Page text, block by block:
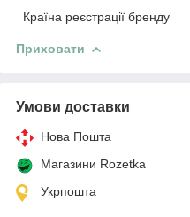
Країна реєстрації бренду
Приховати
Умови доставки
Нова Пошта
Магазини Rozetka
Укрпошта